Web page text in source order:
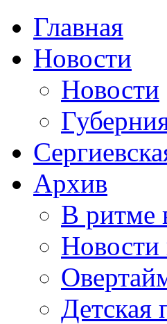
Главная
Новости
Новости
Архив
В ритме
Новости
Детская